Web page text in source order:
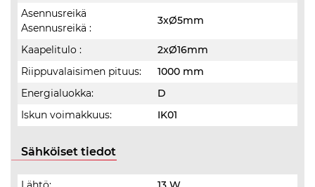
Asennusreikä
Asennusreikä :
3xØ5mm
Kaapelitulo :
2xØ16mm
Riippuvalaisimen pituus:
1000 mm
Energialuokka:
D
Iskun voimakkuus:
IK01
Sähköiset tiedot